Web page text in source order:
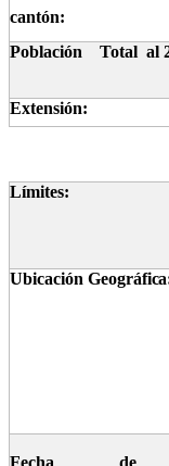
cantón:
Población Total al
Extensión:
Límites:
Ubicación